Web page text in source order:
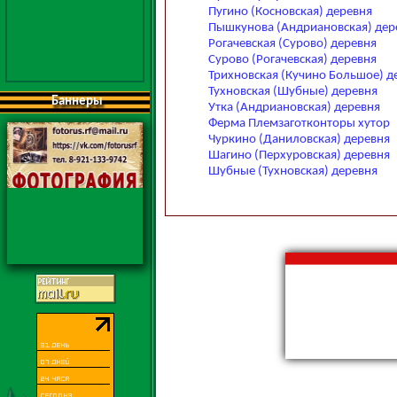
Баннеры
Пугино (Косновская) деревня
Пышкунова (Андриановская)
Рогачевская (Сурово) деревня
Сурово (Рогачевская) деревня
Трихновская (Кучино Большое)
Тухновская (Шубные) деревня
Утка (Андриановская) деревня
Ферма Племзаготконторы хутор
Чуркино (Даниловская) деревня
Шагино (Перхуровская) деревня
Шубные (Тухновская) деревня